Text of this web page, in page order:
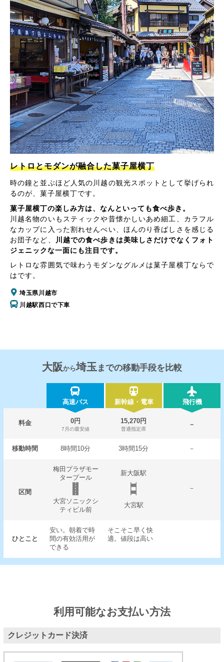
レトロとモダンが融合した菓子屋横丁
時の鐘と並ぶほど人気の川越の観光スポットとして挙げられ
るのが、菓子屋横丁です。
菓子屋横丁の楽しみ方は、なんといっても食べ歩き。
川越名物のいもスティックや昔懐かしいあめ細工、カラフル
なカップに入った割れせんべい、ほんのり香ばしさを感じる
お団子など、
川越での食べ歩きは美味しさだけでなくフォト
ジェニックな一面にも注目です。
レトロな雰囲気で味わうモダンなグルメは菓子屋横丁ならで
はです。
埼玉県川越市
川越駅西口で下車
大阪から埼玉 までの移動手段を比較
高速バス 新幹線・電車 飛行機
料金 0円
7月の最安値
15,270円
普通指定席
－
移動時間 8時間10分 3時間15分 －
区間
梅田プラザモー
タープール
新大阪駅
－
大宮ソニックシ
ティビル前
大宮駅
ひとこと
安い。朝着で時
間の有効活用が
できる
そこそこ早く快
適。値段は高い
利用可能なお支払い方法
クレジットカード決済